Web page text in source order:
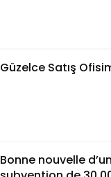
Güzelce Satış
Bonne nouvelle